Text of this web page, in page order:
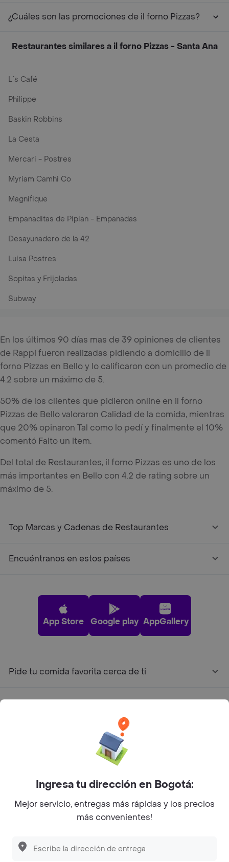
¿Cuáles son las promociones de il forno Pizzas?
Restaurantes similares a il forno Pizzas - Santa Ana
L´s Café
Philippe
Baskin Robbins
La Cesta
Mercari - Postres
Myriam Camhi Co
Magnifique
Empanaditas de Pipian - Empanadas
Desayunadero de la 42
Luisa Postres
Sopitas y Frijoladas
Subway
En los últimos 90 días mas de 39 opiniones de clientes
de Rappi fueron realizadas pidiendo a domicilio de il
forno Pizzas en Bello y lo calificaron con un promedio de
4.2 sobre un máximo de 5.
50% de los clientes que pidieron online en il forno
Pizzas de Bello valoraron Calidad de la comida, mientras
que 20% opinaron Tal como lo pedí y finalmente el 10%
comentó Falto un item.
Del total de Restaurantes, il forno Pizzas es uno de los
más importantes en Bello con 4.2 de rating sobre un
máximo de 5.
Top Marcas y Cadenas de Restaurantes
Encuéntranos en estos países
App Store Google play AppGallery
Pide tu comida favorita cerca de ti
Categorías
Rappi Inc. All rights reserved.
Ingresa tu dirección en Bogotá:
Mejor servicio, entregas más rápidas y los precios
más convenientes!